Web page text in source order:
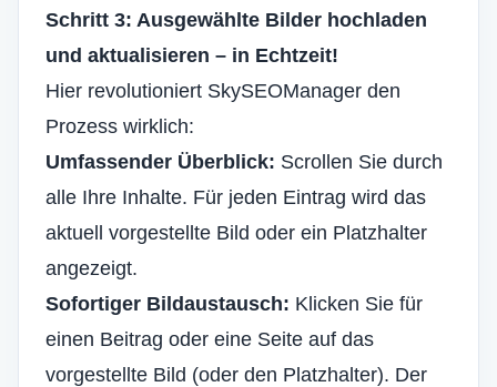
Schritt 3: Ausgewählte Bilder hochladen
und aktualisieren – in Echtzeit!
Hier revolutioniert SkySEOManager den
Prozess wirklich:
Umfassender Überblick: Scrollen Sie durch
alle Ihre Inhalte. Für jeden Eintrag wird das
aktuell vorgestellte Bild oder ein Platzhalter
angezeigt.
Sofortiger Bildaustausch: Klicken Sie für
einen Beitrag oder eine Seite auf das
vorgestellte Bild (oder den Platzhalter). Der